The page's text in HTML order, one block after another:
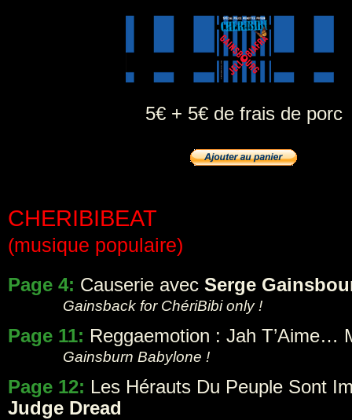
5€ + 5€ de frais de porc
CHERIBIBEAT
(musique populaire)
Page 4: Causerie avec Serge
Gainsback for ChériBibi only !
Page 11: Reggaemotion : Jah T’Aime…
Gainsburn Babylone !
Page 12: Les Hérauts Du Peuple Sont
Judge Dread